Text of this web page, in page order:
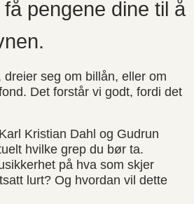
pengene dine til å
seg om billån, eller om
Det forstår vi godt, fordi det
Kristian Dahl og Gudrun
hvilke grep du bør ta.
på hva som skjer
lurt? Og hvordan vil dette